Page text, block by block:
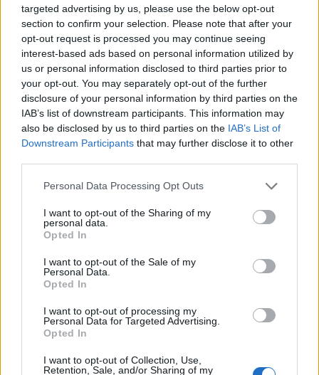
targeted advertising by us, please use the below opt-out
section to confirm your selection. Please note that after your
opt-out request is processed you may continue seeing
interest-based ads based on personal information utilized by
us or personal information disclosed to third parties prior to
your opt-out. You may separately opt-out of the further
disclosure of your personal information by third parties on the
IAB’s list of downstream participants. This information may
also be disclosed by us to third parties on the IAB’s List of
Downstream Participants that may further disclose it to other
Please note that this website/app uses one or more Google
not limited to your visit or usage behaviour. You may click to
grant or deny consent to Google and its third-party tags to
use your data for below specified purposes in below Google
consent section.
Personal Data Processing Opt Outs
I want to opt-out of the Sharing of my
personal data.
Opted In
I want to opt-out of the Sale of my
Personal Data.
Opted In
I want to opt-out of processing my
Personal Data for Targeted Advertising.
Opted In
I want to opt-out of Collection, Use,
Retention, Sale, and/or Sharing of my
Nyerni nem lehet, döntetlen elérni
lehet
Ezzel a Murphy törvénnyel nagyjából le is írtuk a
alapszituációt.Egyes váltságdíj fizető ...